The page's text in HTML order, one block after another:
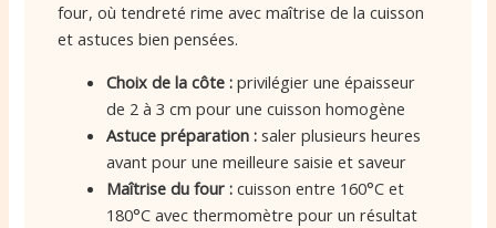
four, où tendreté rime avec maîtrise de la cuisson
et astuces bien pensées.
Choix de la côte : privilégier une épaisseur
de 2 à 3 cm pour une cuisson homogène
Astuce préparation : saler plusieurs heures
avant pour une meilleure saisie et saveur
Maîtrise du four : cuisson entre 160°C et
180°C avec thermomètre pour un résultat